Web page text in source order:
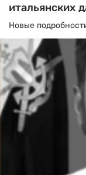
итальянских
Новые